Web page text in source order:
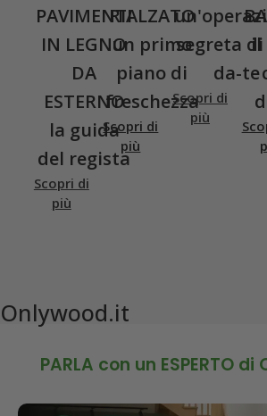
PAVIMENTI
IN LEGNO
DA
ESTERNO
la guida
del regista
Scopri di
più
RIALZATO
un primo
piano di
freschezza
Scopri di
più
segreta
da-te
Scopri di
più
il
Onlywood.it
PARLA con un ESPERTO di